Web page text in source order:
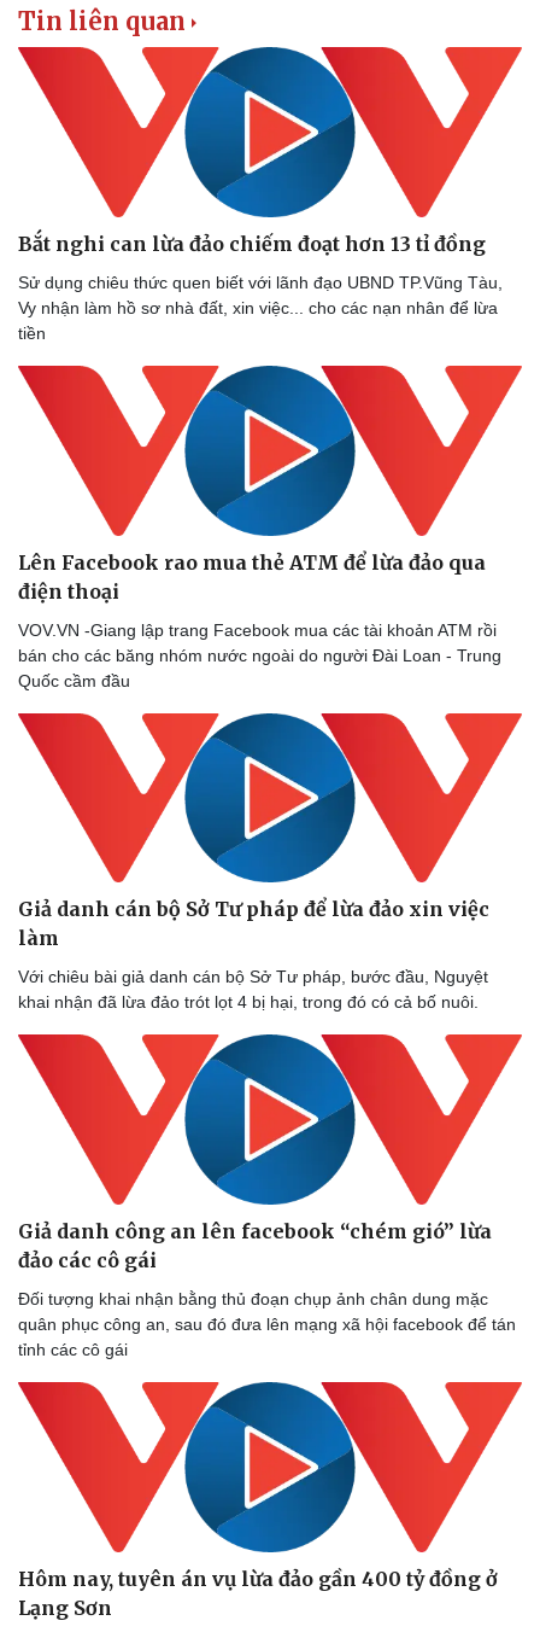
Thể thao
Bóng đá
Lịch thi đấu bóng đá
Thế giới thể thao
eSports
Hậu trường
Ô tô
Xe máy
Tư vấn
Tin liên quan
Bắt nghi can lừa đảo chiếm đoạt hơn 13 tỉ đồng
Sử dụng chiêu thức quen biết với lãnh đạo UBND TP.Vũng Tàu,
Vy nhận làm hồ sơ nhà đất, xin việc... cho các nạn nhân để lừa
tiền
Lên Facebook rao mua thẻ ATM để lừa đảo qua
điện thoại
VOV.VN -Giang lập trang Facebook mua các tài khoản ATM rồi
bán cho các băng nhóm nước ngoài do người Đài Loan - Trung
Quốc cầm đầu
Giả danh cán bộ Sở Tư pháp để lừa đảo xin việc
làm
Với chiêu bài giả danh cán bộ Sở Tư pháp, bước đầu, Nguyệt
khai nhận đã lừa đảo trót lọt 4 bị hại, trong đó có cả bố nuôi.
Giả danh công an lên facebook “chém gió” lừa
đảo các cô gái
Đối tượng khai nhận bằng thủ đoạn chụp ảnh chân dung mặc
quân phục công an, sau đó đưa lên mạng xã hội facebook để tán
tỉnh các cô gái
Hôm nay, tuyên án vụ lừa đảo gần 400 tỷ đồng ở
Lạng Sơn